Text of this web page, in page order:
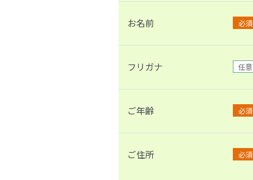
お名前 必須
フリガナ 任意
ご年齢 必須
ご住所 必須